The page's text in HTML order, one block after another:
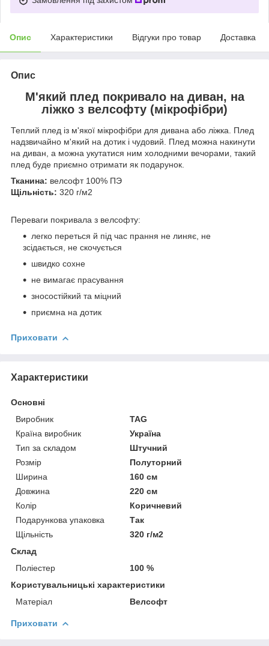
Опис Характеристики Відгуки про товар Доставка
Опис
М'який плед покривало на диван, на
ліжко з велсофту (мікрофібри)
Теплий плед із м'якої мікрофібри для дивана або ліжка. Плед
надзвичайно м'який на дотик і чудовий. Плед можна накинути
на диван, а можна укутатися ним холодними вечорами, такий
плед буде приємно отримати як подарунок.
Тканина: велсофт 100% ПЭ
Щільність: 320 г/м2
Переваги покривала з велсофту:
легко переться й під час прання не линяє, не
зсідається, не скочується
швидко сохне
не вимагає прасування
зносостійкий та міцний
приємна на дотик
Приховати
Характеристики
Основні
Виробник
TAG
Країна виробник
Україна
Тип за складом
Штучний
Розмір
Полуторний
Ширина
160 см
Довжина
220 см
Колір
Коричневий
Подарункова упаковка
Так
Щільність
320 г/м2
Склад
Поліестер
100 %
Користувальницькі характеристики
Матеріал
Велсофт
Приховати